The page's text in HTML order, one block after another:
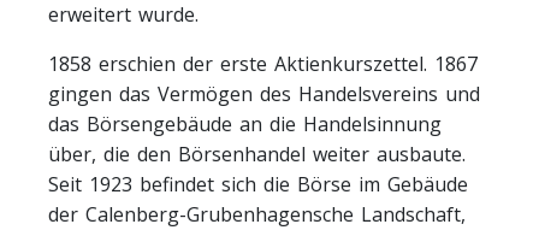
erweitert wurde.
1858 erschien der erste Aktienkurszettel. 1867
gingen das Vermögen des Handelsvereins und
das Börsengebäude an die Handelsinnung
über, die den Börsenhandel weiter ausbaute.
Seit 1923 befindet sich die Börse im Gebäude
der Calenberg-Grubenhagensche Landschaft,